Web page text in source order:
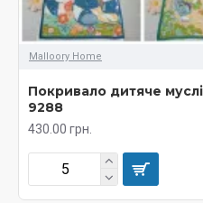
Malloory Home
Покривало дитяче
9288
430.00 грн.